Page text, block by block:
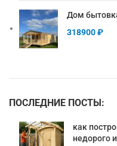
Дом
318900₽
ПОСЛЕДНИЕ ПОСТЫ:
как
недорого